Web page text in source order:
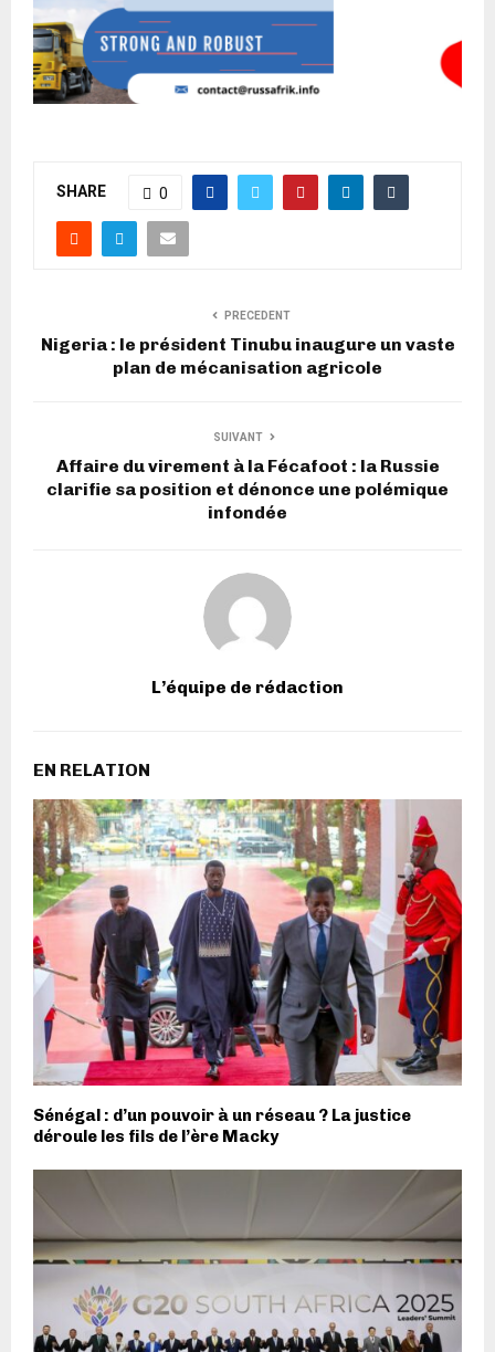
SHARE 0
PRECEDENT
Nigeria : le président Tinubu inaugure un vaste
plan de mécanisation agricole
SUIVANT
Affaire du virement à la Fécafoot : la Russie
clarifie sa position et dénonce une polémique
infondée
L’équipe de rédaction
EN RELATION
Sénégal : d’un pouvoir à un réseau ? La justice
déroule les fils de l’ère Macky